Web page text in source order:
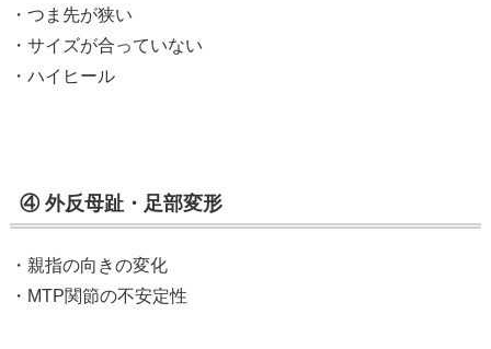
・つま先が狭い
・サイズが合っていない
・ハイヒール
④ 外反母趾・足部変形
・親指の向きの変化
・MTP関節の不安定性